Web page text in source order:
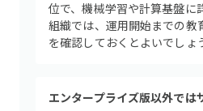
位で、機械学習や計算基盤に
組織では、運用開始までの教
を確認しておくとよいでしょ
エンタープライズ版以外では